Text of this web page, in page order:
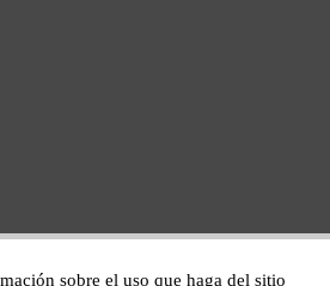
sobre el uso que haga del sitio